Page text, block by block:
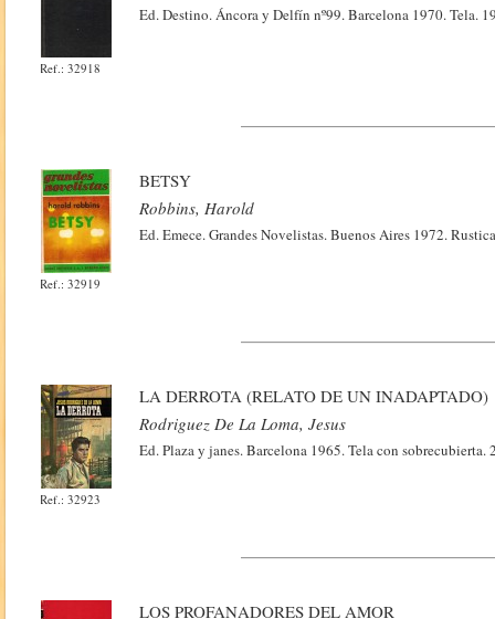
Ref.: 32918
Ed. Destino. Áncora y Delfín nº99. Barcelona 1970. Tela.
Ref.: 32919
BETSY
Robbins, Harold
Ed. Emece. Grandes Novelistas. Buenos Aires 1972.
Ref.: 32923
LA DERROTA (RELATO DE UN INADAPTADO)
Rodriguez De La Loma, Jesus
Ed. Plaza y janes. Barcelona 1965. Tela con sobrecubierta.
LOS PROFANADORES DEL AMOR